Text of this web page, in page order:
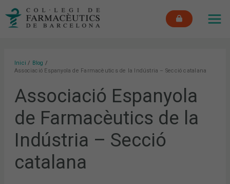
Inici
Blog
Associació Espanyola de Farmacèutics de la Indústria – Secció catalana
Associació Espanyola
de Farmacèutics de la
Indústria – Secció
catalana